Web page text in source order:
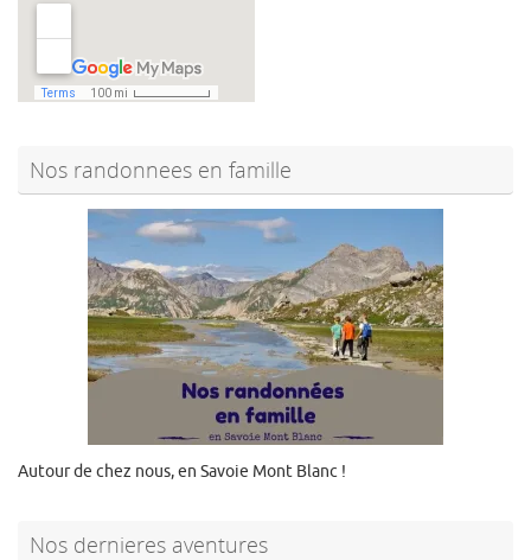
Nos randonnees en famille
Autour de chez nous, en Savoie Mont Blanc !
Nos dernieres aventures